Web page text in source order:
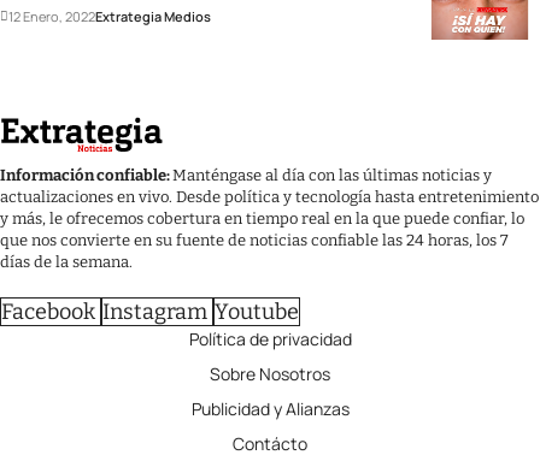
12 Enero, 2022Extrategia Medios
Información confiable:Manténgase al día con las últimas noticias y
actualizaciones en vivo. Desde política y tecnología hasta entretenimiento
y más, le ofrecemos cobertura en tiempo real en la que puede confiar, lo
que nos convierte en su fuente de noticias confiable las 24 horas, los 7
días de la semana.
Facebook Instagram Youtube
Política de privacidad
Sobre Nosotros
Publicidad y Alianzas
Contácto